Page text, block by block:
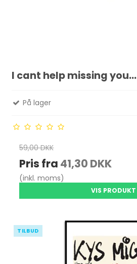
I cant help missing you...
På lager
59,00 DKK
Pris fra 41,30 DKK
(inkl. moms)
VIS PRODUKT
TILBUD